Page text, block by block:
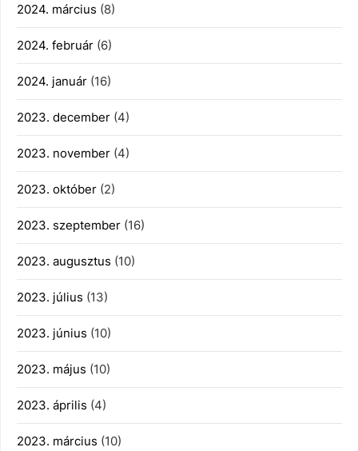
2024. március (8)
2024. február (6)
2024. január (16)
2023. december (4)
2023. november (4)
2023. október (2)
2023. szeptember (16)
2023. augusztus (10)
2023. július (13)
2023. június (10)
2023. május (10)
2023. április (4)
2023. március (10)